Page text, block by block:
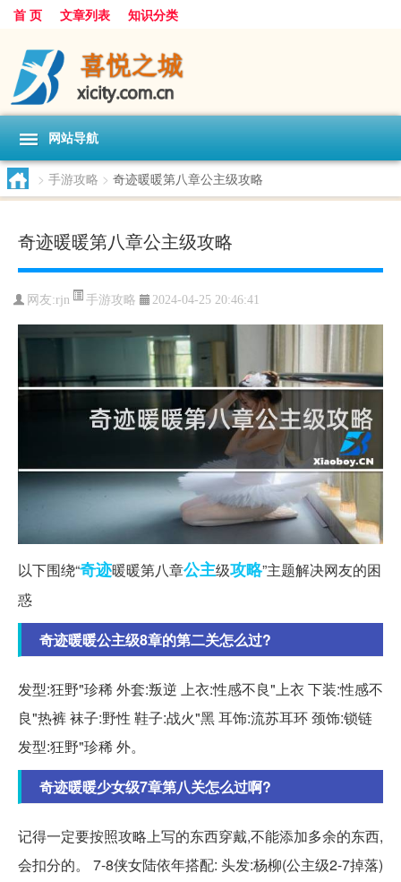
首 页 文章列表 知识分类
网站导航
> 手游攻略 > 奇迹暖暖第八章公主级攻略
奇迹暖暖第八章公主级攻略
网友:rjn 手游攻略 2024-04-25 20:46:41
以下围绕“奇迹暖暖第八章公主级攻略”主题解决网友的困
惑
奇迹暖暖公主级8章的第二关怎么过?
发型:狂野"珍稀 外套:叛逆 上衣:性感不良"上衣 下装:性感不
良"热裤 袜子:野性 鞋子:战火"黑 耳饰:流苏耳环 颈饰:锁链
发型:狂野"珍稀 外。
奇迹暖暖少女级7章第八关怎么过啊?
记得一定要按照攻略上写的东西穿戴,不能添加多余的东西,
会扣分的。 7-8侠女陆依年搭配: 头发:杨柳(公主级2-7掉落)